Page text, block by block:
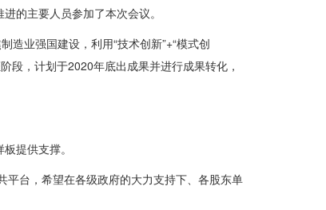
的主要人员参加了本次会议。
造业强国建设，利用“技术创新”+“模式创
段，计划于2020年底出成果并进行成果转化，
提供支撑。
台，希望在各级政府的大力支持下、各股东单